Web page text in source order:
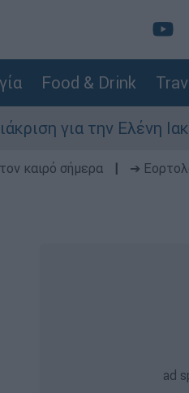
Food & Drink
την Ελένη Ιακωβάκη:
καιρό σήμερα
➔